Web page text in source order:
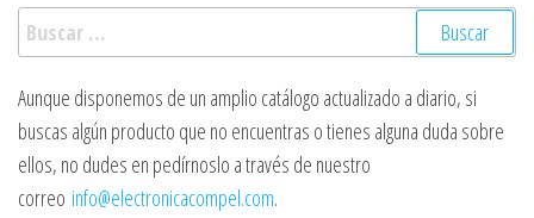
Buscar:
Aunque disponemos de un amplio catálogo actualizado a diario, si
buscas algún producto que no encuentras o tienes alguna duda sobre
ellos, no dudes en pedírnoslo a través de nuestro
correo info@electronicacompel.com.